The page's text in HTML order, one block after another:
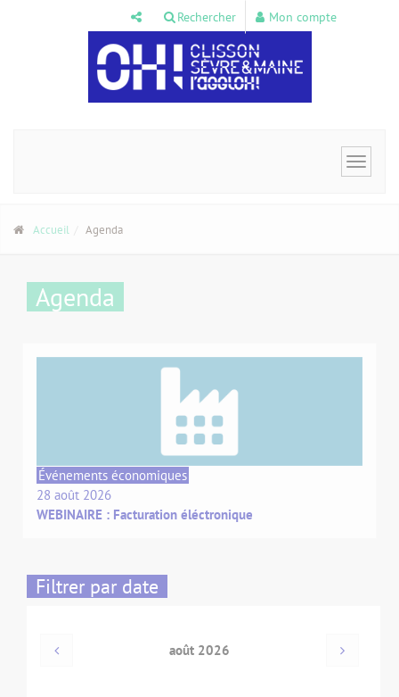
Rechercher Mon compte
Toggle
Accueil Agenda
Agenda
Événements économiques
28 août 2026
WEBINAIRE : Facturation éléctronique
Filtrer par date
août 2026
Panneau de gestion des cookies